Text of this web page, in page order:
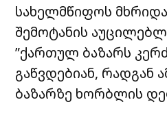
სახელმწიფოს
შემოტანის
”ქართულ ბაზარს
გაწვდებიან, რადგან
ბაზარზე ხორბლის